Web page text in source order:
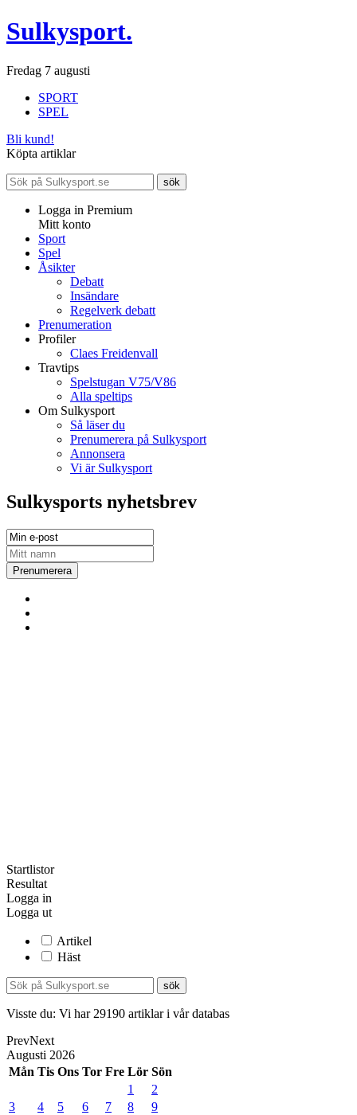
Sulkysport.
Fredag 7 augusti
SPORT
SPEL
Bli kund!
Köpta artiklar
Logga in Premium
Mitt konto
Sport
Spel
Åsikter
Debatt
Insändare
Regelverk debatt
Prenumeration
Profiler
Claes Freidenvall
Travtips
Spelstugan V75/V86
Alla speltips
Om Sulkysport
Så läser du
Prenumerera på Sulkysport
Annonsera
Vi är Sulkysport
Sulkysports nyhetsbrev
Startlistor
Resultat
Logga in
Logga ut
Artikel
Häst
Visste du: Vi har 29190 artiklar i vår databas
PrevNext
Augusti 2026
Mån Tis Ons Tor Fre Lör Sön
1
2
3
4 5 6 7 8
9